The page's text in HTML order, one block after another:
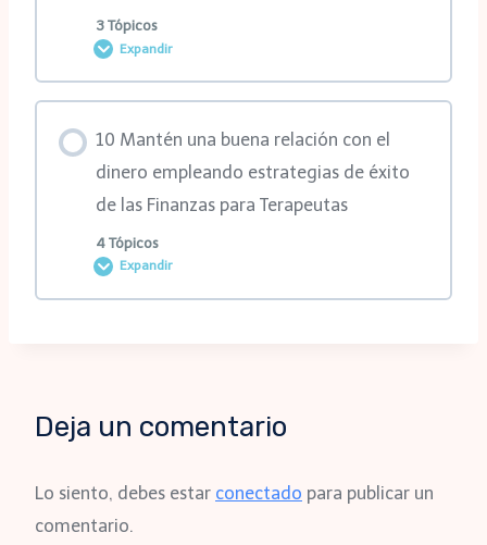
2da MasterClass
3ra clase
2da MasterClass
1ra clase
2da clase
3ra clase
4ta clase
2da MasterClass
3ra MasterClass
3 Tópicos
Expandir
0% COMPLETADO 0/3 pasos
1ra clase
10 Mantén una buena relación con el
dinero empleando estrategias de éxito
de las Finanzas para Terapeutas
4 Tópicos
Expandir
2da clase
Deja un comentario
Lo siento, debes estar conectado para publicar un
comentario.